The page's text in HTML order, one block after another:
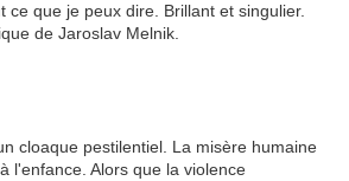
ce que je peux dire. Brillant et singulier.
de Jaroslav Melnik.
cloaque pestilentiel. La misère humaine
l'enfance. Alors que la violence